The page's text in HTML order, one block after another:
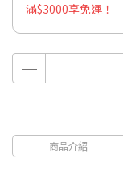
滿$3000享免運！
商品介紹